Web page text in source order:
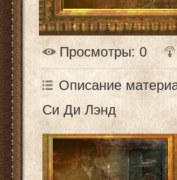
Просмотры: 0
Описание
Си Ди Лэнд